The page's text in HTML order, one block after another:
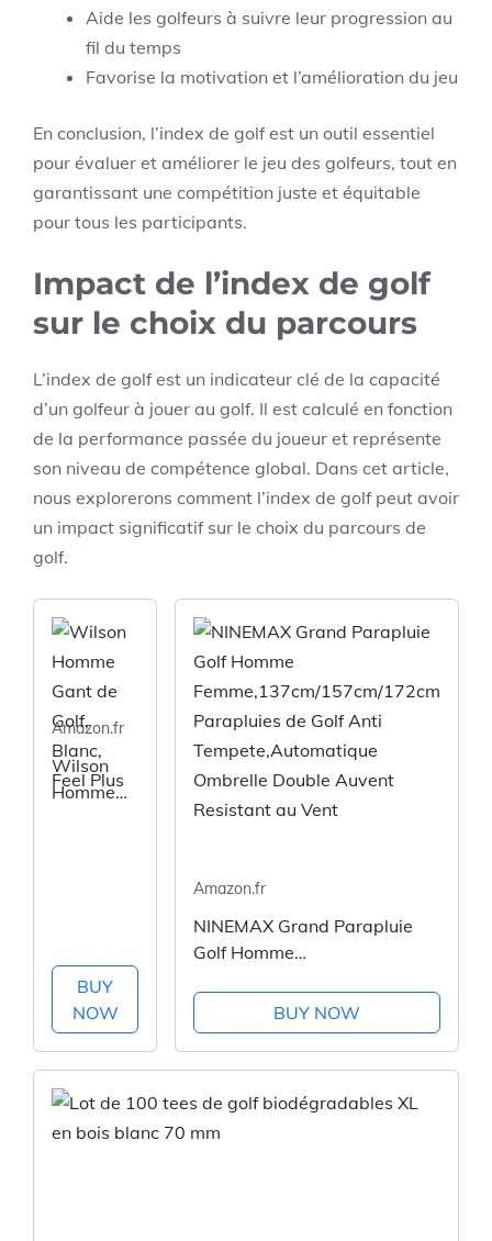
Aide les golfeurs à suivre leur progression au
fil du temps
Favorise la motivation et l’amélioration du jeu
En conclusion, l’index de golf est un outil essentiel
pour évaluer et améliorer le jeu des golfeurs, tout en
garantissant une compétition juste et équitable
pour tous les participants.
Impact de l’index de golf
sur le choix du parcours
L’index de golf est un indicateur clé de la capacité
d’un golfeur à jouer au golf. Il est calculé en fonction
de la performance passée du joueur et représente
son niveau de compétence global. Dans cet article,
nous explorerons comment l’index de golf peut avoir
un impact significatif sur le choix du parcours de
golf.
Amazon.fr
Wilson
Homme
BUY
NOW
Amazon.fr
NINEMAX Grand Parapluie
Golf Homme
Parapluies de Golf Anti
Tempete,Automatique
Ombrelle Double Auvent
BUY NOW